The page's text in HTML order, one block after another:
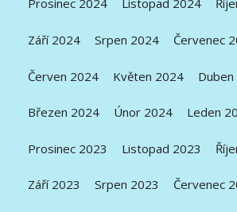
Prosinec 2024 Listopad 2024
Září 2024 Srpen 2024 Červenec
Červen 2024 Květen 2024
Březen 2024 Únor 2024 Leden
Prosinec 2023 Listopad 2023
Září 2023 Srpen 2023 Červenec